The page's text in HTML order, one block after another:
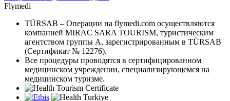
Flymedi
TÜRSAB – Операции на flymedi.com осуществляются
компанией MIRAC SARA TOURISM, туристическим
агентством группы A, зарегистрированным в TÜRSAB
(Сертификат № 12276).
Все процедуры проводятся в сертифицированном
медицинском учреждении, специализирующемся на
медицинском туризме.